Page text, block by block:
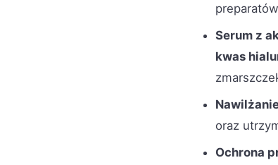
Serum z
kwas
oraz
Ochrona